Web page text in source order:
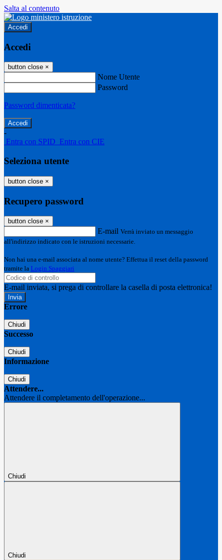
Salta al contenuto
Accedi
Accedi
button close ×
Nome Utente
Password
Password dimenticata?
-
Entra con SPID Entra con CIE
Seleziona utente
button close ×
Recupero password
button close ×
E-mail Verrà inviato un messaggio
all'indirizzo indicato con le istruzioni necessarie.
Non hai una e-mail associata al nome utente? Effettua il reset della password
tramite la Login Spaggiari
E-mail inviata, si prega di controllare la casella di posta elettronica!
Errore
Chiudi
Successo
Chiudi
Informazione
Chiudi
Attendere...
Attendere il completamento dell'operazione...
Chiudi
Chiudi